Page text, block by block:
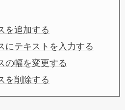
を追加する
にテキストを入力する
の幅を変更する
を削除する